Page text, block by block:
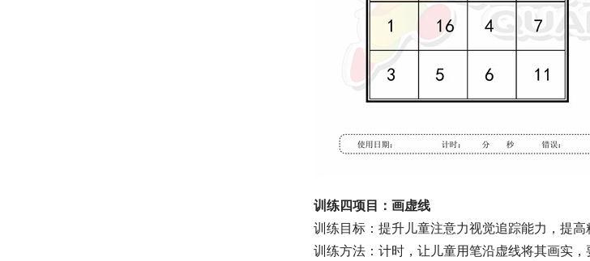
训练四项目：画虚线
训练目标：提升儿童注意力视觉追踪能力，提高
训练方法：计时，让儿童用笔沿虚线将其画实